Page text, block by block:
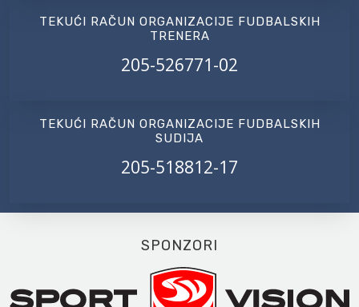
TEKUĆI RAČUN ORGANIZACIJE FUDBALSKIH
TRENERA
205-526771-02
TEKUĆI RAČUN ORGANIZACIJE FUDBALSKIH
SUDIJA
205-518812-17
SPONZORI